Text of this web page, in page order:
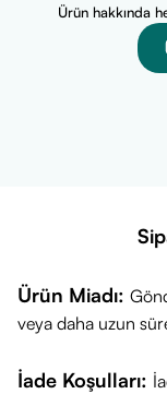
Ürün hakkında
Ürün Miadı:
veya daha uzun
İade Koşulları: